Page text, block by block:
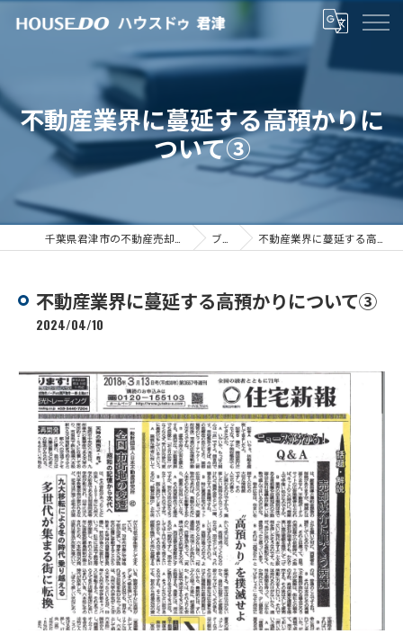
不動産業界に蔓延する高預かりに
ついて③
ブログ 不動産業界に蔓延する高預かりについて③
不動産業界に蔓延する高預かりについて③
2024/04/10